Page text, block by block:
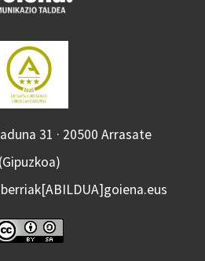
31 · 20500 Arrasate
(Gipuzkoa)
berriak[ABILDUA]goiena.eus